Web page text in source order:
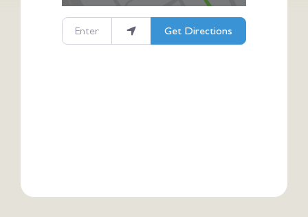
Enter your location
Get Directions